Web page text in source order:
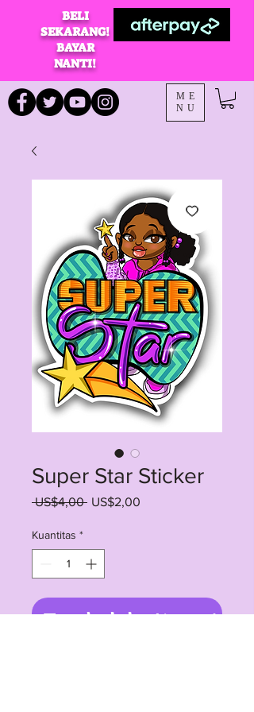
BELI
SEKARANG!
BAYAR
NANTI!
ME
NU
Super Star Sticker
US$4,00 Harga
US$2,00
Kuantitas *
Tambah ke Keranjang